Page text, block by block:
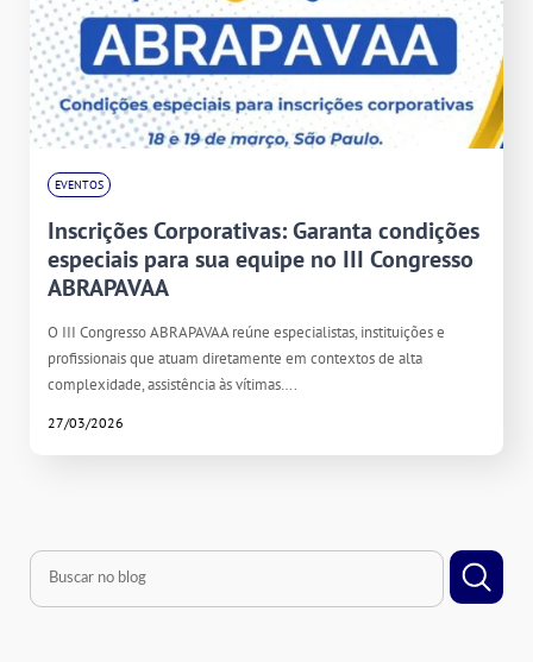
EVENTOS
Inscrições Corporativas: Garanta condições
especiais para sua equipe no III Congresso
ABRAPAVAA
O III Congresso ABRAPAVAA reúne especialistas, instituições e
profissionais que atuam diretamente em contextos de alta
complexidade, assistência às vítimas….
27/03/2026